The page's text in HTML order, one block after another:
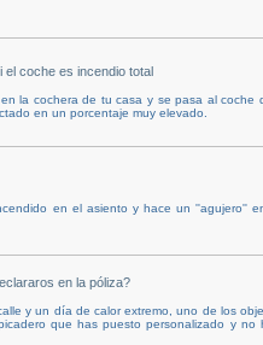
el coche es incendio total
la cochera de tu casa y se pasa al coche
en un porcentaje muy elevado.
en el asiento y hace un ''agujero''
en la póliza?
y un día de calor extremo, uno de los
que has puesto personalizado y no